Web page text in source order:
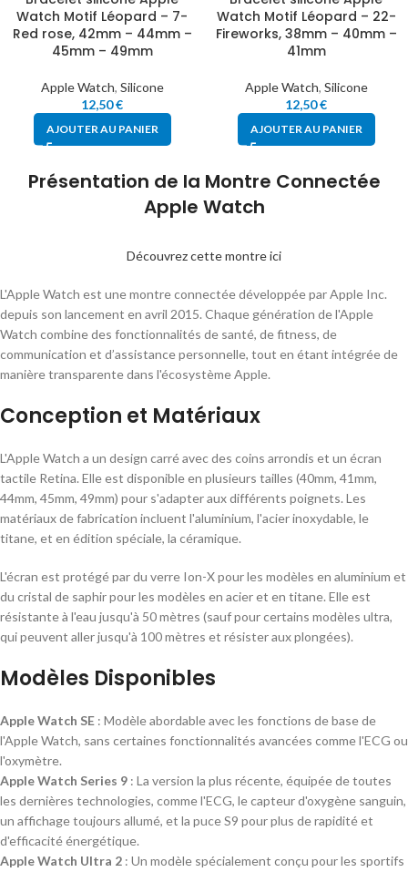
Watch Motif Léopard – 7-
Red rose, 42mm – 44mm –
45mm – 49mm
Apple Watch, Silicone
12,50€
AJOUTER AU PANIER
Watch Motif Léopard – 22-
Fireworks, 38mm – 40mm –
41mm
Apple Watch, Silicone
12,50€
AJOUTER AU PANIER
Présentation de la Montre Connectée
Apple Watch
Découvrez cette montre ici
L'Apple Watch est une montre connectée développée par Apple Inc.
depuis son lancement en avril 2015. Chaque génération de l'Apple
Watch combine des fonctionnalités de santé, de fitness, de
communication et d’assistance personnelle, tout en étant intégrée de
manière transparente dans l'écosystème Apple.
Conception et Matériaux
L'Apple Watch a un design carré avec des coins arrondis et un écran
tactile Retina. Elle est disponible en plusieurs tailles (40mm, 41mm,
44mm, 45mm, 49mm) pour s'adapter aux différents poignets. Les
matériaux de fabrication incluent l'aluminium, l'acier inoxydable, le
titane, et en édition spéciale, la céramique.
L'écran est protégé par du verre Ion-X pour les modèles en aluminium et
du cristal de saphir pour les modèles en acier et en titane. Elle est
résistante à l'eau jusqu'à 50 mètres (sauf pour certains modèles ultra,
qui peuvent aller jusqu'à 100 mètres et résister aux plongées).
Modèles Disponibles
Apple Watch SE : Modèle abordable avec les fonctions de base de
l'Apple Watch, sans certaines fonctionnalités avancées comme l'ECG ou
l'oxymètre.
Apple Watch Series 9 : La version la plus récente, équipée de toutes
les dernières technologies, comme l'ECG, le capteur d'oxygène sanguin,
un affichage toujours allumé, et la puce S9 pour plus de rapidité et
d'efficacité énergétique.
Apple Watch Ultra 2 : Un modèle spécialement conçu pour les sportifs